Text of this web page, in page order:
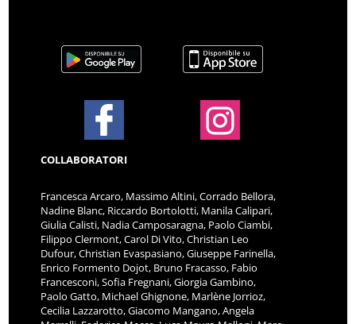
COLLABORATORI
Francesca Arcaro, Massimo Altini, Corrado Bellora,
Nadine Blanc, Riccardo Bortolotti, Manila Calipari,
Giulia Calisti, Nadia Camposaragna, Paolo Ciambi,
Filippo Clermont, Carol Di Vito, Christian Leo
Dufour, Christian Evaspasiano, Giuseppe Farinella,
Enrico Formento Dojot, Bruno Fracasso, Fabio
Francesconi, Sofia Fregnani, Giorgia Gambino,
Paolo Gatto, Michael Ghignone, Marlène Jorrioz,
Cecilia Lazzarotto, Giacomo Mangano, Angela